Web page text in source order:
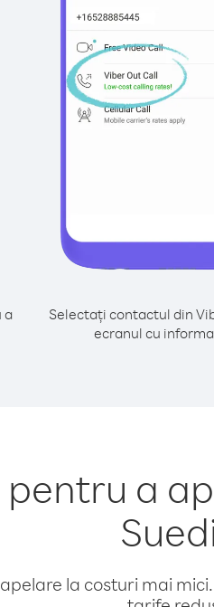
a
Selectați contactul din
ecranul cu
a
la costuri mai